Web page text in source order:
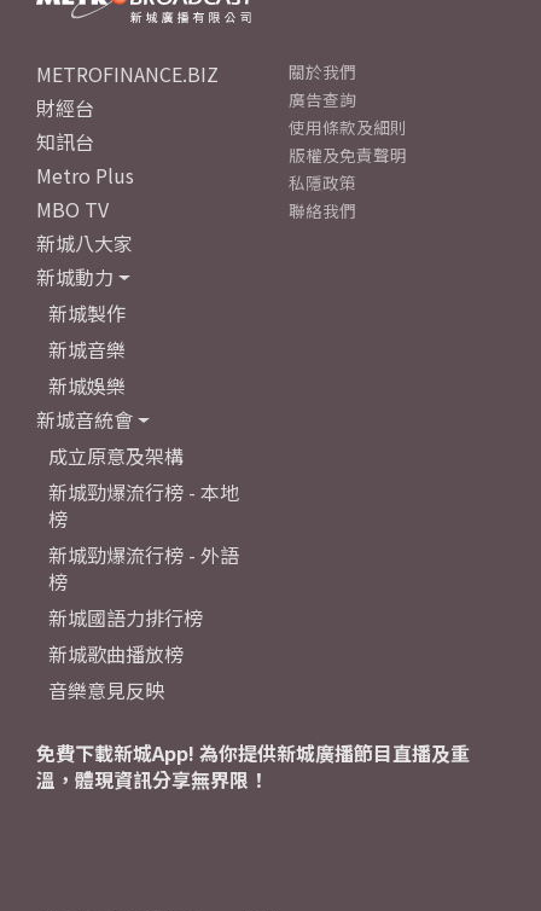
METROFINANCE.BIZ
財經台
知訊台
Metro Plus
MBO TV
新城八大家
新城動力
新城製作
新城音樂
新城娛樂
新城音統會
成立原意及架構
新城勁爆流行榜 - 本地
榜
新城勁爆流行榜 - 外語
榜
新城國語力排行榜
新城歌曲播放榜
音樂意見反映
關於我們
廣告查詢
使用條款及細則
版權及免責聲明
私隱政策
聯絡我們
免費下載新城App! 為你提供新城廣播節目直播及重
溫，體現資訊分享無界限！